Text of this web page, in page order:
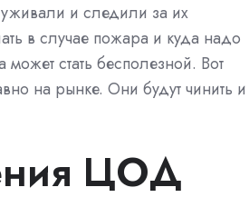
и следили за их
в случае пожара и куда надо
стать бесполезной. Вот
на рынке. Они будут чинить и
ЦОД